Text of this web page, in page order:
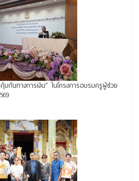
กันทางการเงิน” ในโครงการอบรมครูผู้ช่วย